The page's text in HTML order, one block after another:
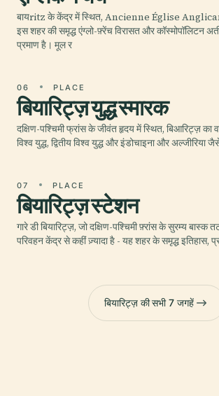
बायritz के केंद्र में स्थित, Ancienne Église
इस शहर की समृद्ध एंग्लो-फ़्रेंच विरासत और कॉस्मोपॉलिटन
प्रमाण है। मूल र
06 PLACE
बियारिट्ज़ युद्ध स्मारक
दक्षिण-पश्चिमी फ्रांस के जीवंत हृदय में स्थित, बिआरिट्ज़ का
विश्व युद्ध, द्वितीय विश्व युद्ध और इंडोचाइना और अल्जीरिया
07 PLACE
बियारिट्ज़ स्टेशन
गारे डी बियारिट्ज़, जो दक्षिण-पश्चिमी फ़्रांस के सुरम्य बास्क
परिवहन केंद्र से कहीं ज़्यादा है - यह शहर के समृद्ध इतिहास,
बियारिट्ज़ की सभी 7 जगहें